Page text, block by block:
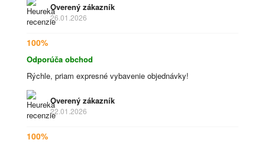
Overený zákazník
26.01.2026
100%
Odporúča obchod
Rýchle, priam expresné vybavenie objednávky!
Overený zákazník
22.01.2026
100%